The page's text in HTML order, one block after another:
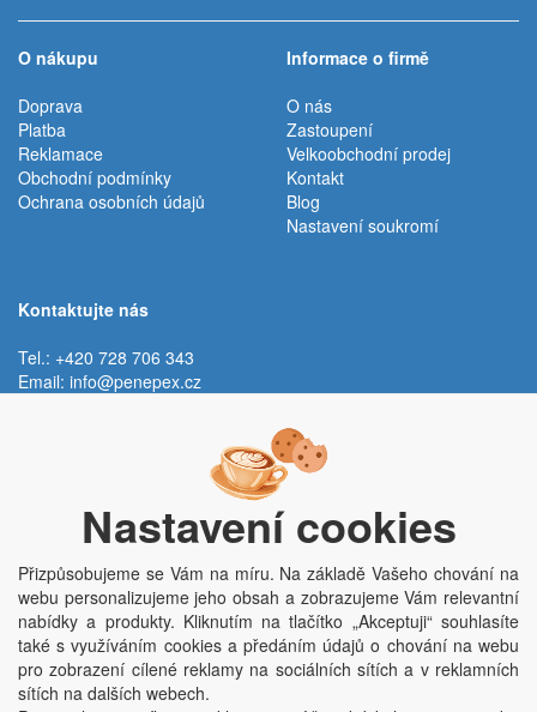
O nákupu
Doprava
Platba
Reklamace
Obchodní podmínky
Ochrana osobních údajů
Informace o firmě
O nás
Zastoupení
Velkoobchodní prodej
Kontakt
Blog
Nastavení soukromí
Kontaktujte nás
Tel.: +420 728 706 343
Email: info@penepex.cz
Trávník 2076, 686 03 Staré Město
Copyright © Penepex s.r.o. 2025, powered byABRA E-shop
Penepex s.r.o., Za Špicí 1798, 686 03 Staré Město; IČO: 03220923; DIČ:
Nastavení cookies
Přizpůsobujeme se Vám na míru. Na základě Vašeho chování na
webu personalizujeme jeho obsah a zobrazujeme Vám relevantní
nabídky a produkty. Kliknutím na tlačítko „Akceptuji“ souhlasíte
také s využíváním cookies a předáním údajů o chování na webu
pro zobrazení cílené reklamy na sociálních sítích a v reklamních
sítích na dalších webech.